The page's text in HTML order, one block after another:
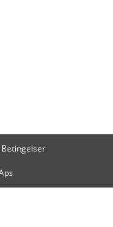
Betingelser